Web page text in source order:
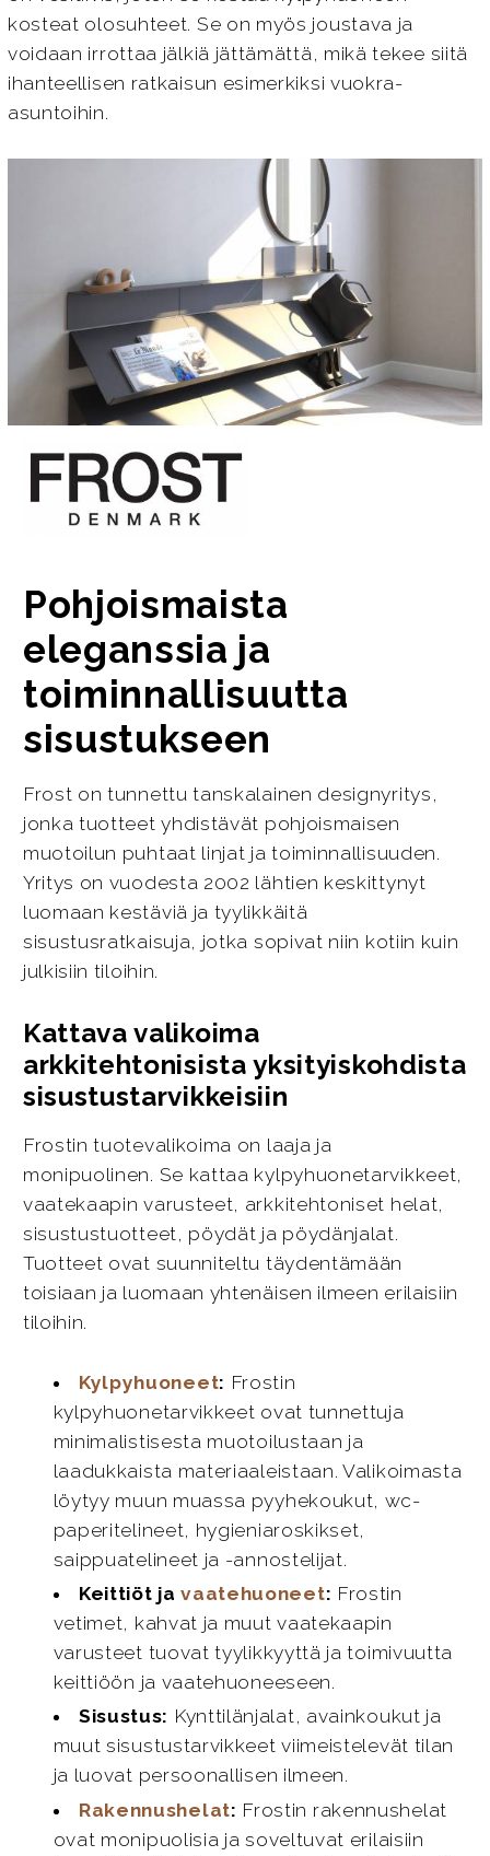
kosteat olosuhteet. Se on myös joustava ja
voidaan irrottaa jälkiä jättämättä, mikä tekee siitä
ihanteellisen ratkaisun esimerkiksi vuokra-
asuntoihin.
Pohjoismaista
eleganssia ja
toiminnallisuutta
sisustukseen
Frost on tunnettu tanskalainen designyritys,
jonka tuotteet yhdistävät pohjoismaisen
muotoilun puhtaat linjat ja toiminnallisuuden.
Yritys on vuodesta 2002 lähtien keskittynyt
luomaan kestäviä ja tyylikkäitä
sisustusratkaisuja, jotka sopivat niin kotiin kuin
julkisiin tiloihin.
Kattava valikoima
arkkitehtonisista yksityiskohdista
sisustustarvikkeisiin
Frostin tuotevalikoima on laaja ja
monipuolinen. Se kattaa kylpyhuonetarvikkeet,
vaatekaapin varusteet, arkkitehtoniset helat,
sisustustuotteet, pöydät ja pöydänjalat.
Tuotteet ovat suunniteltu täydentämään
toisiaan ja luomaan yhtenäisen ilmeen erilaisiin
tiloihin.
Kylpyhuoneet: Frostin
kylpyhuonetarvikkeet ovat tunnettuja
minimalistisesta muotoilustaan ja
laadukkaista materiaaleistaan. Valikoimasta
löytyy muun muassa pyyhekoukut, wc-
paperitelineet, hygieniaroskikset,
saippuatelineet ja -annostelijat.
Keittiöt javaatehuoneet: Frostin
vetimet, kahvat ja muut vaatekaapin
varusteet tuovat tyylikkyyttä ja toimivuutta
keittiöön ja vaatehuoneeseen.
Sisustus: Kynttilänjalat, avainkoukut ja
muut sisustustarvikkeet viimeistelevät tilan
ja luovat persoonallisen ilmeen.
Rakennushelat: Frostin rakennushelat
ovat monipuolisia ja soveltuvat erilaisiin